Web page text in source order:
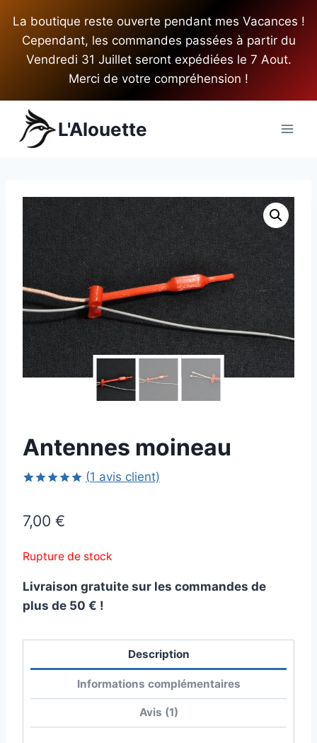
contenu
La boutique reste ouverte pendant mes Vacances !
Cependant, les commandes passées à partir du
Vendredi 31 Juillet seront expédiées le 7 Aout.
Merci de votre compréhension !
L'Alouette
Antennes moineau
sur
notation
(1 avis client)
7,00 €
Rupture de stock
Livraison gratuite sur les commandes de
plus de 50 € !
Description
Informations complémentaires
Avis (1)